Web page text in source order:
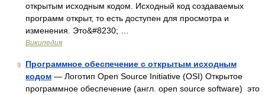
открытым исходным кодом. Исходный код создаваемых
программ открыт, то есть доступен для просмотра и
изменения. Это&#8230; …
Википедия
9
Программное обеспечение с открытым исходным
кодом — Логотип Open Source Initiative (OSI) Открытое
программное обеспечение (англ. open source software) это